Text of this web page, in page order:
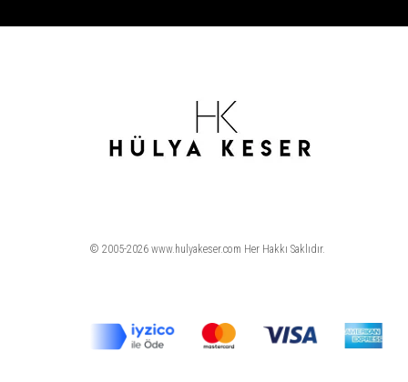
© 2005-2026 www.hulyakeser.com Her Hakkı Saklıdır.